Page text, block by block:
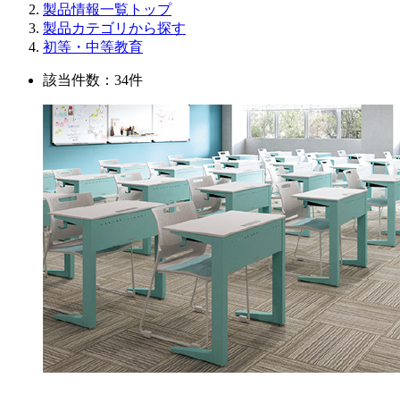
製品情報一覧トップ
製品カテゴリから探す
初等・中等教育
該当件数：34件